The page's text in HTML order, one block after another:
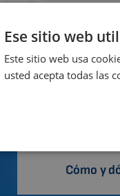
Cómo y
Ese sitio web
Este sitio web usa
usted acepta todas las